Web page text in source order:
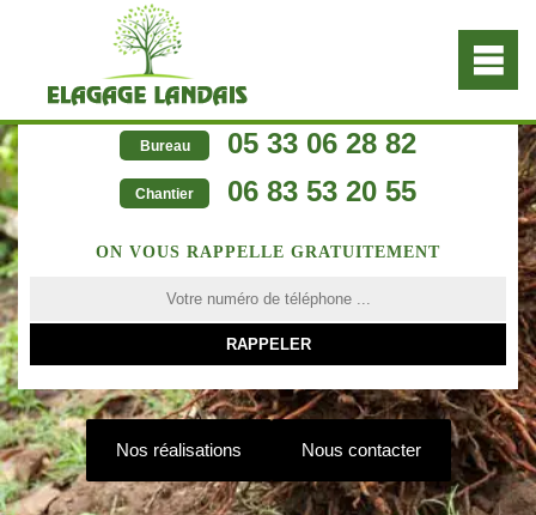
Bureau 05 33 06 28 82
Chantier 06 83 53 20 55
ON VOUS RAPPELLE GRATUITEMENT
Nos réalisations Nous contacter